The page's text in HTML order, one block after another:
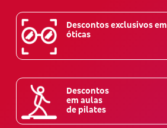
Descontos exclusivos em
óticas
Descontos
em aulas
de pilates